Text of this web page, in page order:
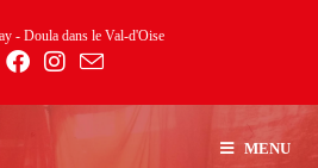
- Doula dans le Val-d'Oise
MENU